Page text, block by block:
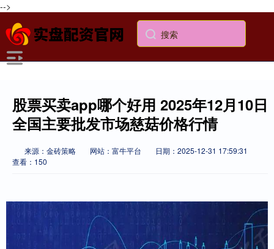
-->
股票买卖app哪个好用 2025年12月10日
全国主要批发市场慈菇价格行情
来源：金砖策略 网站：富牛平台
日期：2025-12-31 17:59:31
查看：150